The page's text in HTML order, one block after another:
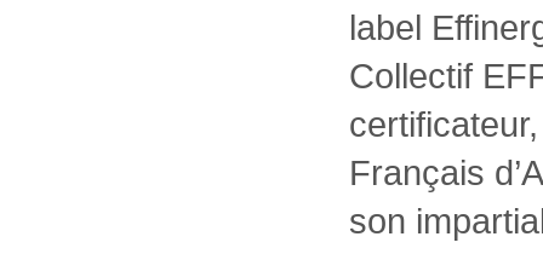
label
Collectif
Français
son